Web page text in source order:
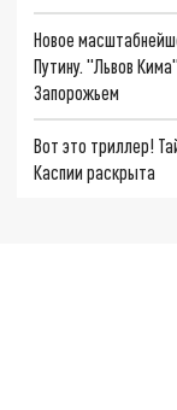
Новое
Путину. "Львов
Запорожьем
Вот это триллер!
Каспии раскрыта